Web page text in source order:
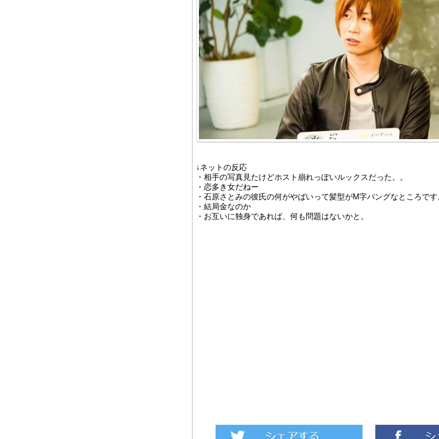
↓ネットの反応
・相手の写真見たけどホスト崩れっぽいルックスだった。。
・恋多き女だねー
・石原さとみの彼氏の何がやばいって髪型がM字バングなところで
・結局金なのか
・お互いに独身であれば、何も問題はないかと。